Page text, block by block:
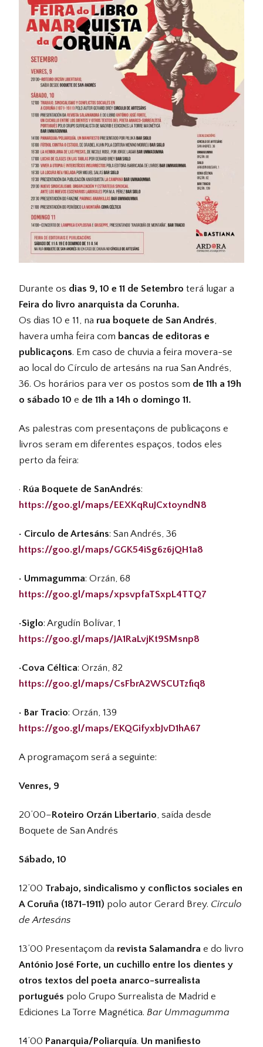
Durante os dias 9, 10 e 11 de Setembro terá lugar a
Feira do livro anarquista da Corunha.
Os dias 10 e 11, na rua boquete de San Andrés,
havera umha feira com bancas de editoras e
publicaçons. Em caso de chuvia a feira movera-se
ao local do Círculo de artesáns na rua San Andrés,
36. Os horários para ver os postos som de 11h a 19h
o sábado 10 e de 11h a 14h o domingo 11.
As palestras com presentaçons de publicaçons e
livros seram em diferentes espaços, todos eles
perto da feira:
· Rúa Boquete de SanAndrés:
https://goo.gl/maps/EEXKqRuJCxtoyndN8
· Circulo de Artesáns: San Andrés, 36
https://goo.gl/maps/GGK54iSg6z6jQH1a8
· Ummagumma: Orzán, 68
https://goo.gl/maps/xpsvpfaTSxpL4TTQ7
·Siglo: Argudín Bolívar, 1
https://goo.gl/maps/JA1RaLvjKt9SMsnp8
·Cova Céltica: Orzán, 82
https://goo.gl/maps/CsFbrA2WSCUTzfiq8
· Bar Tracio: Orzán, 139
https://goo.gl/maps/EKQGifyxbJvD1hA67
A programaçom será a seguinte:
Venres, 9
20’00–Roteiro Orzán Libertario, saída desde
Boquete de San Andrés
Sábado, 10
12’00 Trabajo, sindicalismo y conflictos sociales en
A Coruña (1871-1911) polo autor Gerard Brey. Circulo
de Artesáns
13’00 Presentaçom da revista Salamandra e do livro
António José Forte, un cuchillo entre los dientes y
otros textos del poeta anarco-surrealista
portugués polo Grupo Surrealista de Madrid e
Ediciones La Torre Magnética. Bar Ummagumma
14’00 Panarquia/Poliarquía. Un manifiesto